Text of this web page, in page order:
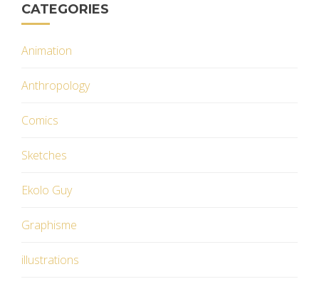
CATEGORIES
Animation
Anthropology
Comics
Sketches
Ekolo Guy
Graphisme
illustrations